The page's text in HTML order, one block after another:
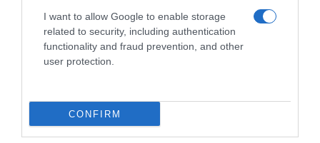
I want to allow Google to enable storage
related to security, including authentication
functionality and fraud prevention, and other
user protection.
CONFIRM
Τελικά έπεισαν το ζευγάρι
04.08.2021 - 19:33